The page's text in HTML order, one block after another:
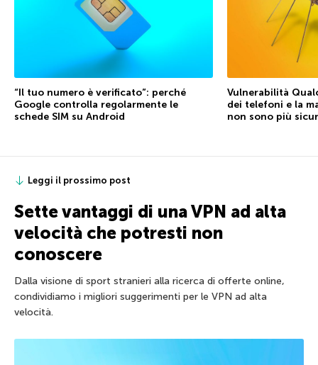
“Il tuo numero è verificato”: perché
Google controlla regolarmente le
schede SIM su Android
Vulnerabilità
dei telefoni e la
non sono più
Leggi il prossimo post
Sette vantaggi di una VPN ad alta
velocità che potresti non
conoscere
Dalla visione di sport stranieri alla ricerca di offerte online,
condividiamo i migliori suggerimenti per le VPN ad alta
velocità.